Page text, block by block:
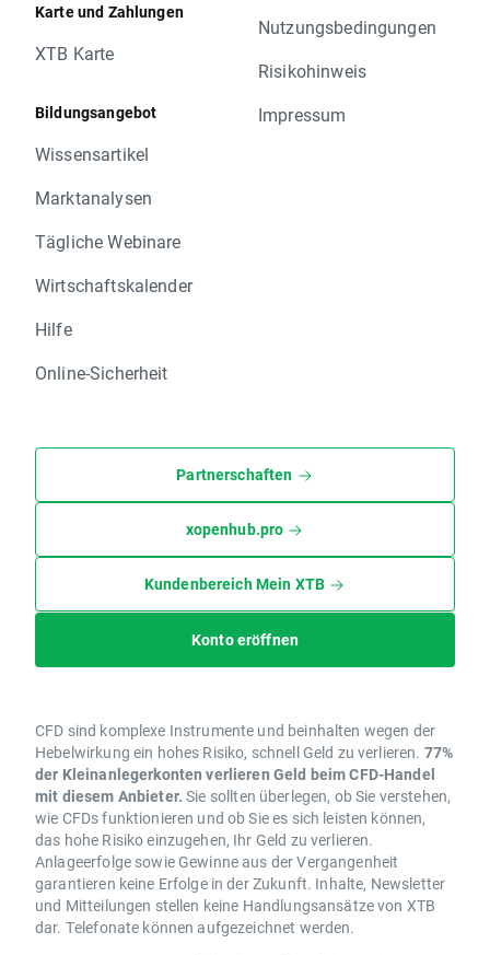
Karte und Zahlungen
XTB Karte
Bildungsangebot
Wissensartikel
Marktanalysen
Tägliche Webinare
Wirtschaftskalender
Hilfe
Online-Sicherheit
Nutzungsbedingungen
Risikohinweis
Impressum
Partnerschaften
xopenhub.pro
Kundenbereich Mein XTB
Konto eröffnen
CFD sind komplexe Instrumente und beinhalten wegen der
Hebelwirkung ein hohes Risiko, schnell Geld zu verlieren. 77%
der Kleinanlegerkonten verlieren Geld beim CFD-Handel
mit diesem Anbieter. Sie sollten überlegen, ob Sie verstehen,
wie CFDs funktionieren und ob Sie es sich leisten können,
das hohe Risiko einzugehen, Ihr Geld zu verlieren.
Anlageerfolge sowie Gewinne aus der Vergangenheit
garantieren keine Erfolge in der Zukunft. Inhalte, Newsletter
und Mitteilungen stellen keine Handlungsansätze von XTB
dar. Telefonate können aufgezeichnet werden.